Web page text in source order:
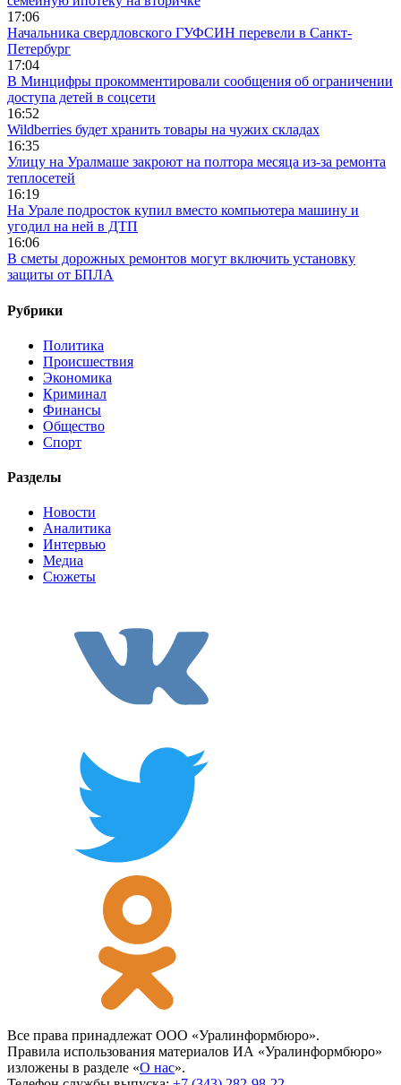
17:06
Начальника свердловского ГУФСИН перевели в Санкт-
Петербург
17:04
В Минцифры прокомментировали сообщения об ограничении
доступа детей в соцсети
16:52
Wildberries будет хранить товары на чужих складах
16:35
Улицу на Уралмаше закроют на полтора месяца из-за ремонта
теплосетей
16:19
На Урале подросток купил вместо компьютера машину и
угодил на ней в ДТП
16:06
В сметы дорожных ремонтов могут включить установку
защиты от БПЛА
Рубрики
Политика
Происшествия
Экономика
Криминал
Финансы
Общество
Спорт
Разделы
Новости
Аналитика
Интервью
Медиа
Сюжеты
Все права принадлежат ООО «Уралинформбюро».
Правила использования материалов ИА «Уралинформбюро»
изложены в разделе «О нас».